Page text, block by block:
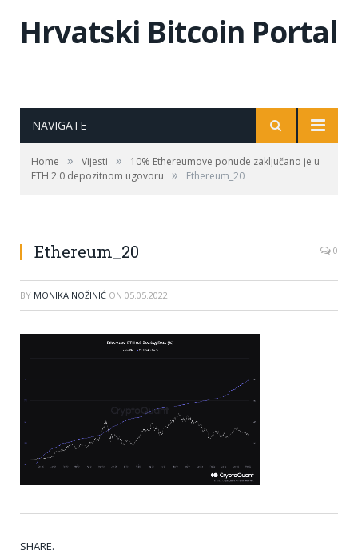
Hrvatski Bitcoin Portal
NAVIGATE
Home » Vijesti »
10% Ethereumove ponude zaključano je u
ETH 2.0 depozitnom ugovoru
» Ethereum_20
Ethereum_20 0
BY MONIKA NOŽINIĆ ON 05.05.2022
SHARE.